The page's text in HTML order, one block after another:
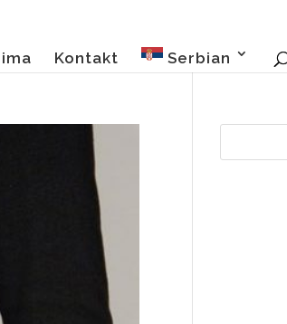
Kontakt Serbian